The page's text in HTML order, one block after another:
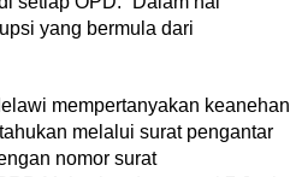
yang bermula dari
mempertanyakan keanehan
melalui surat pengantar
nomor surat